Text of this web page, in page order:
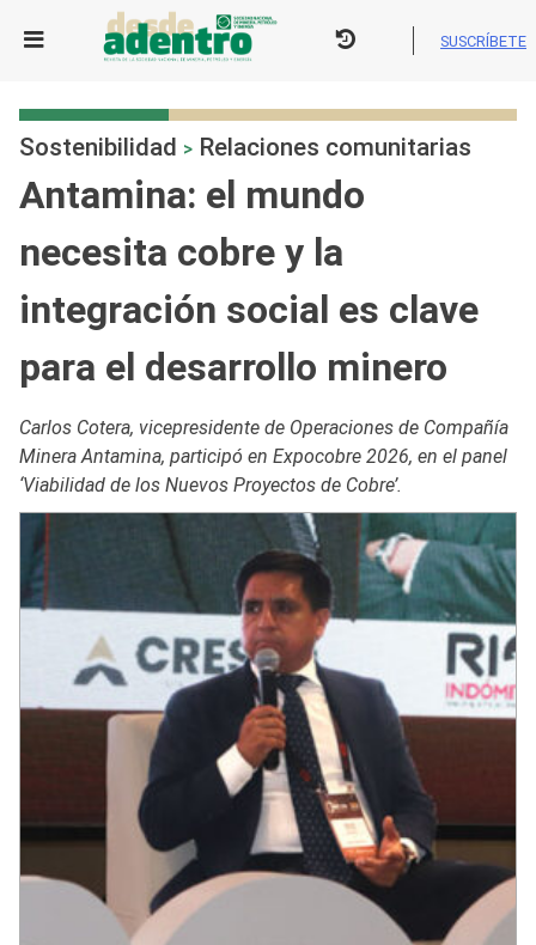
SUSCRÍBETE
Sostenibilidad > Relaciones comunitarias
Antamina: el mundo
necesita cobre y la
integración social es clave
para el desarrollo minero
Carlos Cotera, vicepresidente de Operaciones de Compañía
Minera Antamina, participó en Expocobre 2026, en el panel
‘Viabilidad de los Nuevos Proyectos de Cobre’.